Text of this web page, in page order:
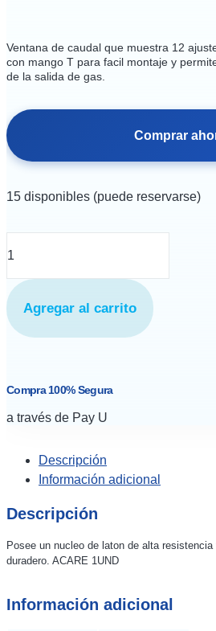
Ventana de caudal que muestra 12
con mango T para facil montaje y
de la salida de gas.
Comprar
15 disponibles (puede reservarse)
de
Oxigeno
Acople
cantidad
Agregar al carrito
Compra 100% Segura
a través de Pay U
Descripción
Información adicional
Descripción
Posee un nucleo de laton de alta
duradero. ACARE 1UND
Información adicional